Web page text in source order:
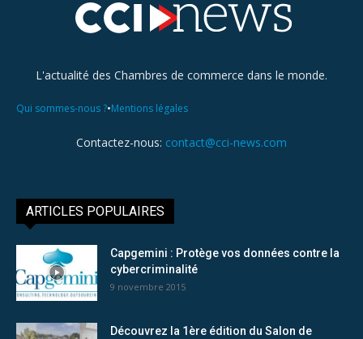
L'actualité des Chambres de commerce dans le monde.
Qui sommes-nous ?•Mentions légales
Contactez-nous: contact@cci-news.com
ARTICLES POPULAIRES
Capgemini : Protège vos données contre la
cybercriminalité
9 novembre 2015
Découvrez la 1ère édition du Salon de